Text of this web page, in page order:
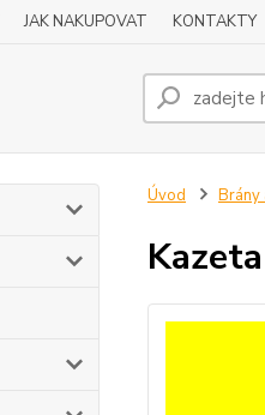
JAK NAKUPOVAT KONTAKTY
Úvod Brány